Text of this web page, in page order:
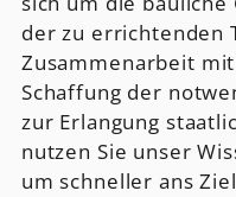
der zu errichtenden
Zusammenarbeit
Schaffung der
zur Erlangung
nutzen Sie unser
um schneller ans